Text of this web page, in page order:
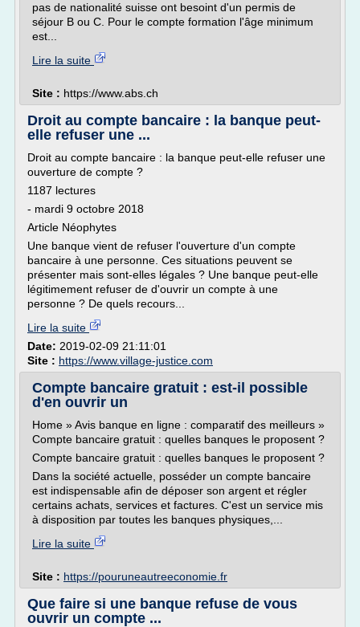
pas de nationalité suisse ont besoint d'un permis de
séjour B ou C. Pour le compte formation l'âge minimum
est...
Lire la suite
Site : https://www.abs.ch
Droit au compte bancaire : la banque peut-
elle refuser une ...
Droit au compte bancaire : la banque peut-elle refuser une
ouverture de compte ?
1187 lectures
- mardi 9 octobre 2018
Article Néophytes
Une banque vient de refuser l'ouverture d'un compte
bancaire à une personne. Ces situations peuvent se
présenter mais sont-elles légales ? Une banque peut-elle
légitimement refuser de d'ouvrir un compte à une
personne ? De quels recours...
Lire la suite
Date: 2019-02-09 21:11:01
Site : https://www.village-justice.com
Compte bancaire gratuit : est-il possible
d'en ouvrir un
Home » Avis banque en ligne : comparatif des meilleurs »
Compte bancaire gratuit : quelles banques le proposent ?
Compte bancaire gratuit : quelles banques le proposent ?
Dans la société actuelle, posséder un compte bancaire
est indispensable afin de déposer son argent et régler
certains achats, services et factures. C'est un service mis
à disposition par toutes les banques physiques,...
Lire la suite
Site : https://pouruneautreeconomie.fr
Que faire si une banque refuse de vous
ouvrir un compte ...